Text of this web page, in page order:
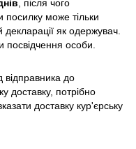
, після чого
може тільки
як одержувач.
посвідчення особи.
відправника до
доставку, потрібно
доставку кур'єрську